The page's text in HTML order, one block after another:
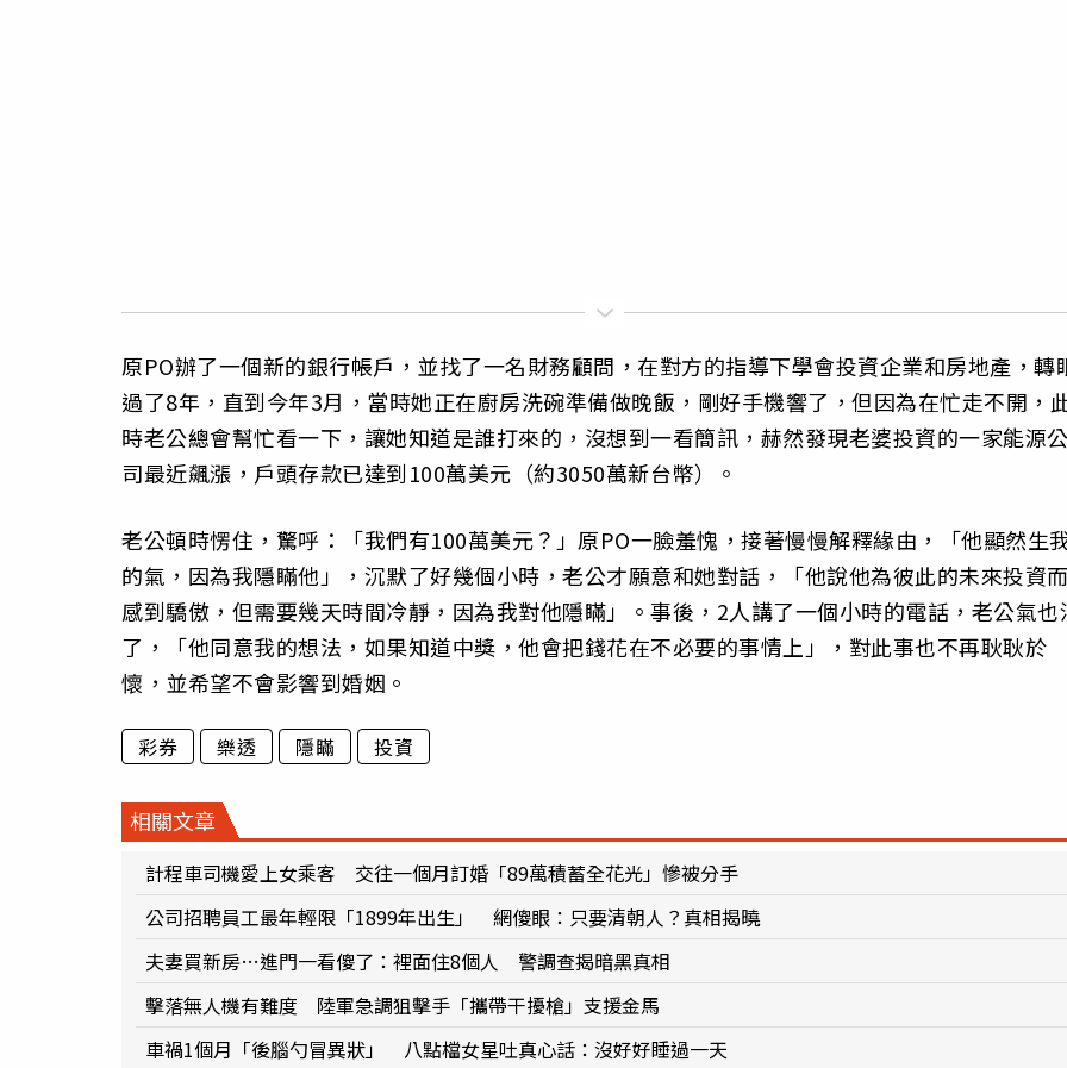
原PO辦了一個新的銀行帳戶，並找了一名財務顧問，在對方的指導下學會投資企業和房地產，轉
過了8年，直到今年3月，當時她正在廚房洗碗準備做晚飯，剛好手機響了，但因為在忙走不開，
時老公總會幫忙看一下，讓她知道是誰打來的，沒想到一看簡訊，赫然發現老婆投資的一家能源公
司最近飆漲，戶頭存款已達到100萬美元（約3050萬新台幣）。
老公頓時愣住，驚呼：「我們有100萬美元？」原PO一臉羞愧，接著慢慢解釋緣由，「他顯然生
的氣，因為我隱瞞他」，沉默了好幾個小時，老公才願意和她對話，「他說他為彼此的未來投資而
感到驕傲，但需要幾天時間冷靜，因為我對他隱瞞」。事後，2人講了一個小時的電話，老公氣也
了，「他同意我的想法，如果知道中獎，他會把錢花在不必要的事情上」，對此事也不再耿耿於
懷，並希望不會影響到婚姻。
彩券 樂透 隱瞞 投資
相關文章
計程車司機愛上女乘客 交往一個月訂婚「89萬積蓄全花光」慘被分手
公司招聘員工最年輕限「1899年出生」 網傻眼：只要清朝人？真相揭曉
夫妻買新房…進門一看傻了：裡面住8個人 警調查揭暗黑真相
擊落無人機有難度 陸軍急調狙擊手「攜帶干擾槍」支援金馬
車禍1個月「後腦勺冒異狀」 八點檔女星吐真心話：沒好好睡過一天